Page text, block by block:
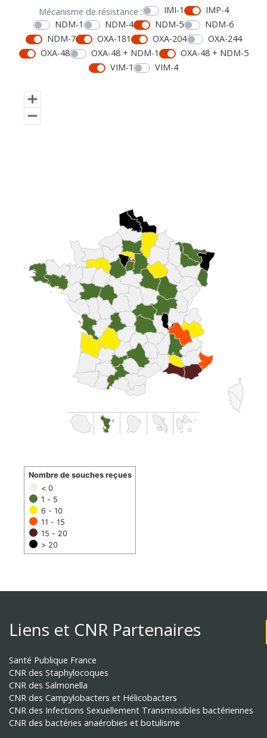
Mécanisme de résistance : IMI-1
IMP-4
NDM-1
NDM-4 NDM-5
NDM-6
NDM-7
OXA-181 OXA-204
OXA-244
OXA-48
OXA-48 + NDM-1
OXA-48 + NDM-5
VIM-1
VIM-4
< 0
1 - 5
6 - 10
11 - 15
15 - 20
> 20
Nombre de souches reçues
Liens et CNR Partenaires
Santé Publique France
CNR des Staphylocoques
CNR des Salmonella
CNR des Campylobacters et Hélicobacters
CNR des Infections Sexuellement Transmissibles bactériennes
CNR des bactéries anaérobies et botulisme